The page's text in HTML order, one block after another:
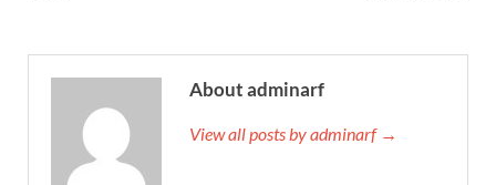
About adminarf
View all posts by adminarf →